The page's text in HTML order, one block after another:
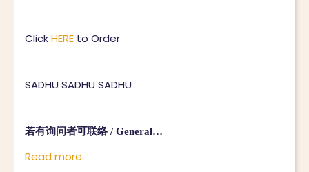
ClickHERE to Order
SADHU SADHU SADHU
若有询问者可联络 / General…
Read more